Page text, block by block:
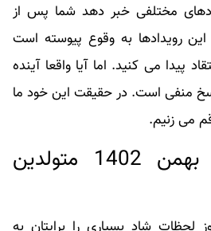
مختلفی خبر دهد شما پس از
رویدادها به وقوع پیوسته است
پیدا می کنید. اما آیا واقعا آینده
منفی است. در حقیقت این خود ما
می زنیم.
فال روزانه 29 بهمن 1402 متولدین